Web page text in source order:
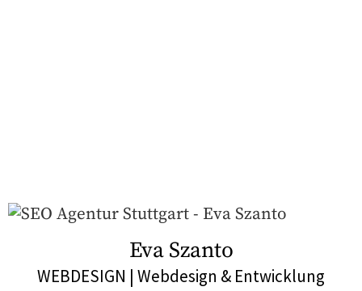
Eva Szanto
WEBDESIGN | Webdesign & Entwicklung